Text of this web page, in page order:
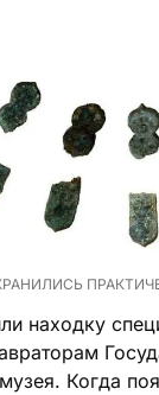
находку
Когда